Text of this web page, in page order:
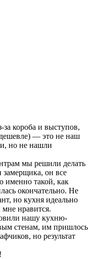
за короба и выступов,
— это не наш
но не нашли
мы решили делать
замерщика, он все
именно такой, как
окончательно. Не
но кухня идеально
мне нравится.
нашу кухню-
стенам, им пришлось
но результат